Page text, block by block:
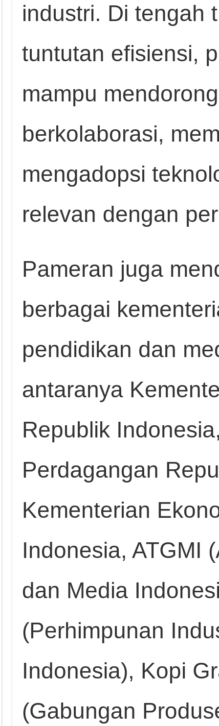
industri. Di tengah
tuntutan efisiensi,
mampu
berkolaborasi,
mengadopsi
relevan dengan
Pameran juga
berbagai
pendidikan dan
antaranya
Republik
Perdagangan
Kementerian
Indonesia, ATGMI
dan Media
(Perhimpunan
Indonesia), Kopi
(Gabungan